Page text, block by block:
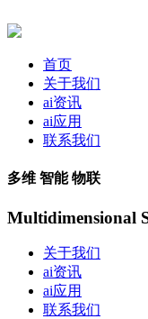
首页
关于我们
ai资讯
ai应用
联系我们
多维 智能 物联
Multidimensional
关于我们
ai资讯
ai应用
联系我们